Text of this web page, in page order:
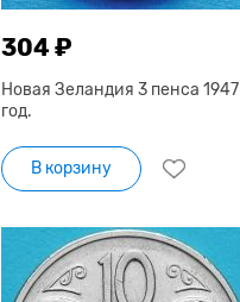
304 ₽
Новая Зеландия 3 пенса 1947
год.
В корзину